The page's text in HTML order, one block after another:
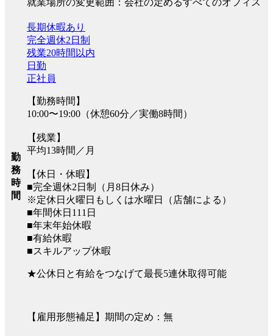
就業場所の変更範囲：会社の定めるすべてのオフィス
勤
務
時
間
長期休暇あり
完全週休2日制
残業20時間以内
日勤
正社員
【勤務時間】
10:00〜19:00（休憩60分／実働8時間）
【残業】
平均13時間／月
【休日・休暇】
■完全週休2日制（月8日休み）
※定休日火曜日もしくは水曜日（店舗による）
■年間休日111日
■年末年始休暇
■有給休暇
■スキルアップ休暇
★公休日と有給をつなげて最長5連休取得可能
【雇用形態補足】期間の定め：無